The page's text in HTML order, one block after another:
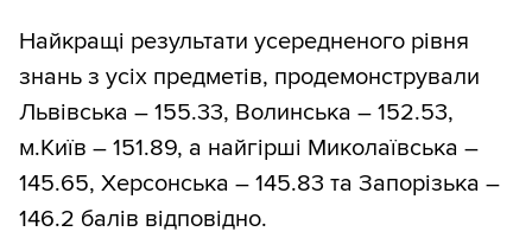
Найкращі результати усередненого рівня
знань з усіх предметів, продемонстрували
Львівська – 155.33, Волинська – 152.53,
м.Київ – 151.89, а найгірші Миколаївська –
145.65, Херсонська – 145.83 та Запорізька –
146.2 балів відповідно.